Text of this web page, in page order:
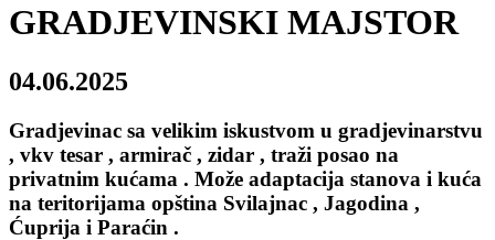
GRADJEVINSKI MAJSTOR
04.06.2025
Gradjevinac sa velikim iskustvom u gradjevinarstvu
, vkv tesar , armirač , zidar , traži posao na
privatnim kućama . Može adaptacija stanova i kuća
na teritorijama opština Svilajnac , Jagodina ,
Ćuprija i Paraćin .